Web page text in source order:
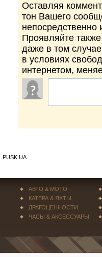
Оставляя
тон Вашего
Проявляйте
даже в том
в условиях
интернетом,
PUSK.UA
АВТО & МОТО
КАТЕРА & ЯХТЫ
ДРАГОЦЕННОСТИ
ЧАСЫ & АКСЕССУАРЫ